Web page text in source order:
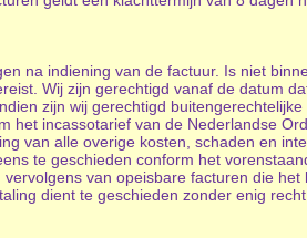
na indiening van de factuur. Is niet
Wij zijn gerechtigd vanaf de datum
zijn wij gerechtigd
het incassotarief van de Nederlandse
van alle overige kosten, schaden en
te geschieden conform het
van opeisbare facturen die
dient te geschieden zonder enig